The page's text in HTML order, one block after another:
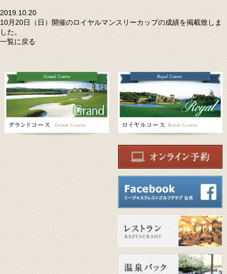
2019.10.20
10月20日（日）開催のロイヤルマンスリーカップの成績を掲載致しま
した。
一覧に戻る